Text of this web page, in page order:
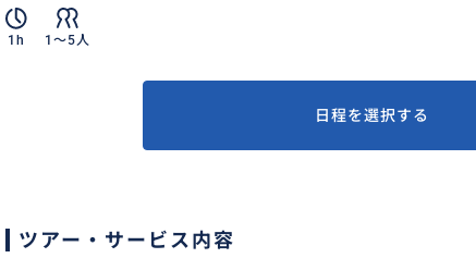
1h 1〜5人
日程を選択する
ツアー・サービス内容